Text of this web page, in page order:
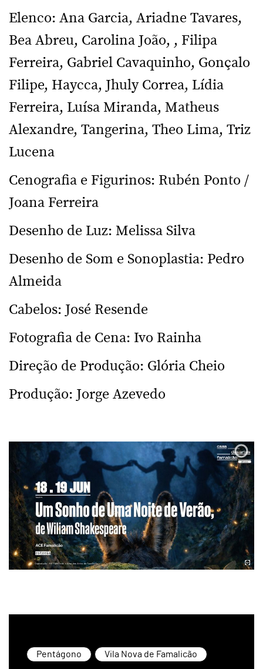
Elenco: Ana Garcia, Ariadne Tavares,
Bea Abreu, Carolina João, , Filipa
Ferreira, Gabriel Cavaquinho, Gonçalo
Filipe, Haycca, Jhuly Correa, Lídia
Ferreira, Luísa Miranda, Matheus
Alexandre, Tangerina, Theo Lima, Triz
Lucena
Cenografia e Figurinos: Rubén Ponto /
Joana Ferreira
Desenho de Luz: Melissa Silva
Desenho de Som e Sonoplastia: Pedro
Almeida
Cabelos: José Resende
Fotografia de Cena: Ivo Rainha
Direção de Produção: Glória Cheio
Produção: Jorge Azevedo
Pentágono Vila Nova de Famalicão